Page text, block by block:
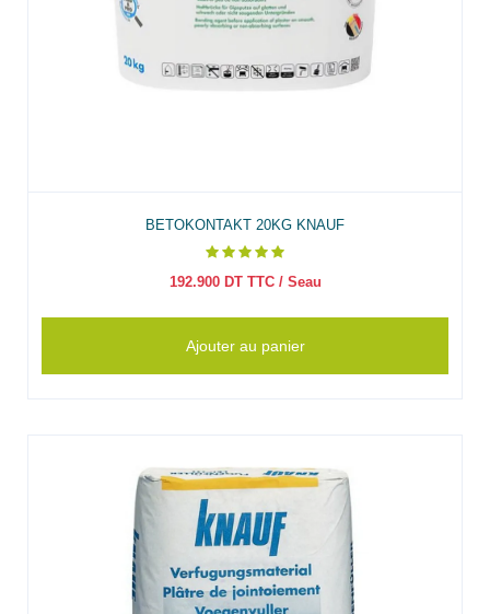
BETOKONTAKT 20KG KNAUF
192.900 DT TTC/ Seau
Ajouter au panier